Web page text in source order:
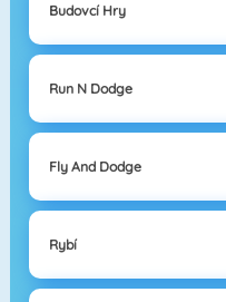
Budovcí Hry
Run N Dodge
Fly And Dodge
Rybí